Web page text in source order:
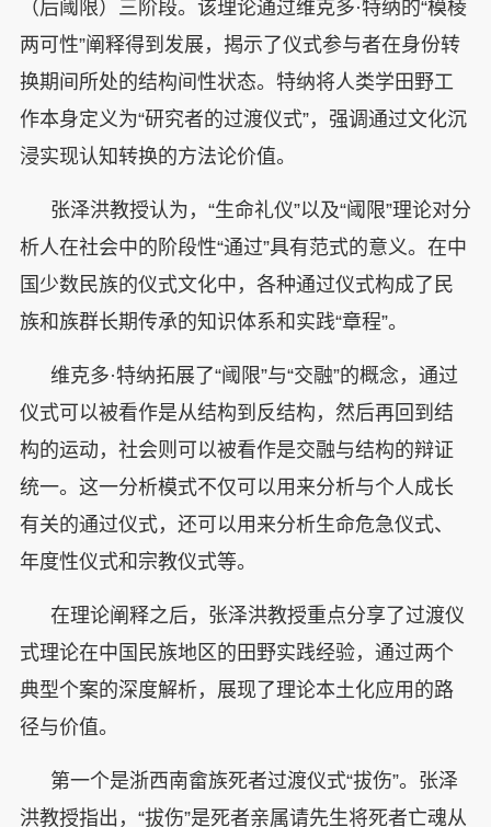
（后阈限）三阶段。该理论通过维克多·特纳的“模棱
两可性”阐释得到发展，揭示了仪式参与者在身份转
换期间所处的结构间性状态。特纳将人类学田野工
作本身定义为“研究者的过渡仪式”，强调通过文化沉
浸实现认知转换的方法论价值。
张泽洪教授认为，“生命礼仪”以及“阈限”理论对分
析人在社会中的阶段性“通过”具有范式的意义。在中
国少数民族的仪式文化中，各种通过仪式构成了民
族和族群长期传承的知识体系和实践“章程”。
维克多·特纳拓展了“阈限”与“交融”的概念，通过
仪式可以被看作是从结构到反结构，然后再回到结
构的运动，社会则可以被看作是交融与结构的辩证
统一。这一分析模式不仅可以用来分析与个人成长
有关的通过仪式，还可以用来分析生命危急仪式、
年度性仪式和宗教仪式等。
在理论阐释之后，张泽洪教授重点分享了过渡仪
式理论在中国民族地区的田野实践经验，通过两个
典型个案的深度解析，展现了理论本土化应用的路
径与价值。
第一个是浙西南畲族死者过渡仪式“拔伤”。张泽
洪教授指出，“拔伤”是死者亲属请先生将死者亡魂从